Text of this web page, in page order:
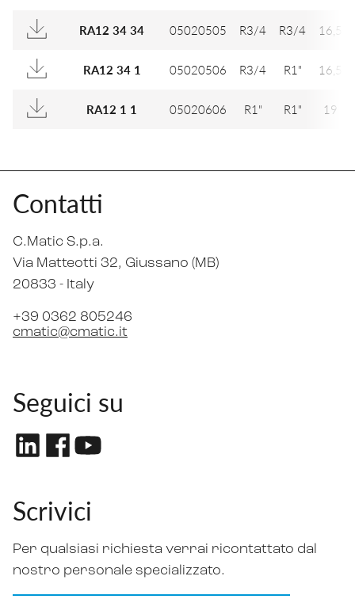
RA12 34 34 05020505 R3/4 R3/4 16,5
RA12 34 1 05020506 R3/4 R1" 16,5
RA12 1 1 05020606 R1" R1" 19
Contatti
C.Matic S.p.a.
Via Matteotti 32, Giussano (MB)
20833 - Italy
+39 0362 805246
cmatic@cmatic.it
Seguici su
Scrivici
Per qualsiasi richiesta verrai ricontattato dal
nostro personale specializzato.